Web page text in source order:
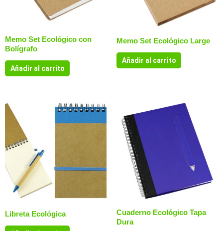
Memo Set Ecológico con
Bolígrafo
Añadir al carrito
Memo Set Ecológico Large
Añadir al carrito
Libreta Ecológica
Cuaderno Ecológico Tapa
Dura